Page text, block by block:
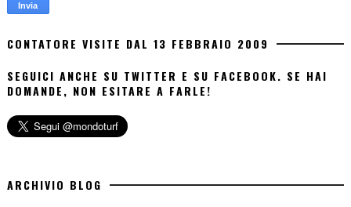
CONTATORE VISITE DAL 13 FEBBRAIO 2009
SEGUICI ANCHE SU TWITTER E SU FACEBOOK. SE HAI
DOMANDE, NON ESITARE A FARLE!
ARCHIVIO BLOG